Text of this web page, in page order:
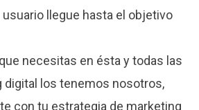
llegue hasta el objetivo
necesitas en ésta y todas las
digital los tenemos nosotros,
con tu estrategia de marketing